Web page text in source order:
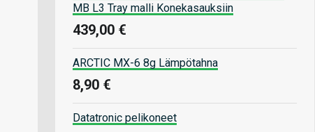
MB L3 Tray malli Konekasauksiin
439,00 €
ARCTIC MX-6 8g Lämpötahna
8,90 €
Datatronic pelikoneet